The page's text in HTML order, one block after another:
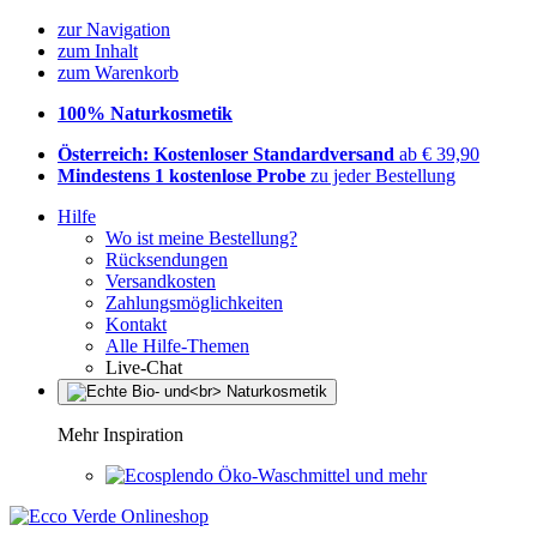
zur Navigation
zum Inhalt
zum Warenkorb
100% Naturkosmetik
Österreich: Kostenloser Standardversand ab € 39,90
Mindestens 1 kostenlose Probe zu jeder Bestellung
Hilfe
Wo ist meine Bestellung?
Rücksendungen
Versandkosten
Zahlungsmöglichkeiten
Kontakt
Alle Hilfe-Themen
Live-Chat
Mehr Inspiration
Öko-Waschmittel und mehr